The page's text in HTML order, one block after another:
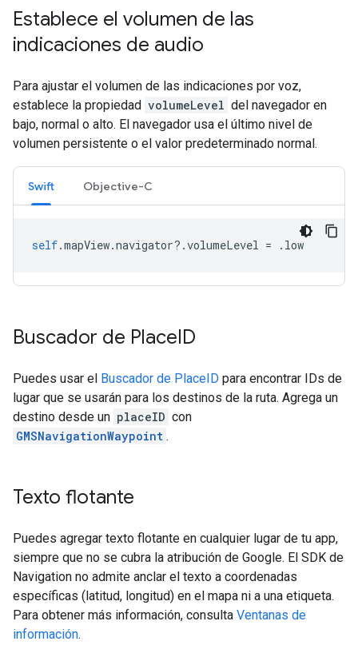
Establece el volumen de las
indicaciones de audio
Para ajustar el volumen de las indicaciones por voz,
establece la propiedad volumeLevel del navegador en
bajo, normal o alto. El navegador usa el último nivel de
volumen persistente o el valor predeterminado normal.
Swift Objective-C
self.mapView.navigator?.volumeLevel = . low
Buscador de PlaceID
Puedes usar el Buscador de PlaceID para encontrar IDs de
lugar que se usarán para los destinos de la ruta. Agrega un
destino desde un placeID con
GMSNavigationWaypoint .
Texto flotante
Puedes agregar texto flotante en cualquier lugar de tu app,
siempre que no se cubra la atribución de Google. El SDK de
Navigation no admite anclar el texto a coordenadas
específicas (latitud, longitud) en el mapa ni a una etiqueta.
Para obtener más información, consulta Ventanas de
información.